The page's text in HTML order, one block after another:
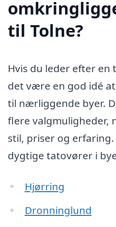
til Tolne?
Hvis du leder efter en
det være en god idé
til nærliggende byer.
flere valgmuligheder,
stil, priser og
dygtige tatovører i
Hjørring
Dronninglund